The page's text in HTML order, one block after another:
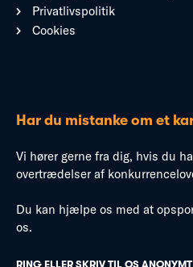
Privatlivspolitik
Cookies
Har du mistanke om et
Vi hører gerne fra dig, hvis du
overtrædelser af
Du kan hjælpe os med at
os.
RING ELLER SKRIV TIL OS ANONYMT